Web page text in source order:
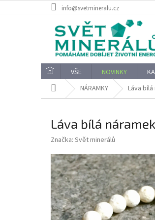
na
info@svetmineralu.cz
VŠE NOVINKY
Domů NÁRAMKY Láva
Láva bílá
Značka: Svět minerálů